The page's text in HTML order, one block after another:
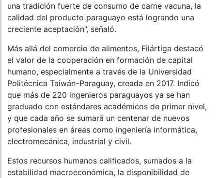
una tradición fuerte de consumo de carne vacuna, la
calidad del producto paraguayo está logrando una
creciente aceptación”, señaló.
Más allá del comercio de alimentos, Filártiga destacó
el valor de la cooperación en formación de capital
humano, especialmente a través de la Universidad
Politécnica Taiwán–Paraguay, creada en 2017. Indicó
que más de 220 ingenieros paraguayos ya se han
graduado con estándares académicos de primer nivel,
y que cada año se sumará un centenar de nuevos
profesionales en áreas como ingeniería informática,
electromecánica, industrial y civil.
Estos recursos humanos calificados, sumados a la
estabilidad macroeconómica, la disponibilidad de